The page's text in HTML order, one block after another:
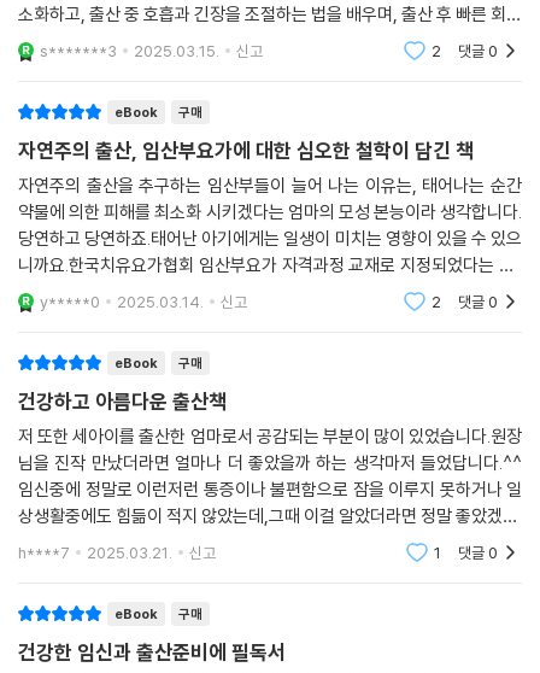
소화하고, 출산 중 호흡과 긴장을 조절하는 법을 배우며, 출산 후 빠른 회복
을 돕는 실천적 방법까지 아우릅니다.
s*******3 2025.03.15. 신고 2 댓글0
eBook 구매
자연주의 출산, 임산부요가에 대한 심오한 철학이 담긴 책
자연주의 출산을 추구하는 임산부들이 늘어 나는 이유는, 태어나는 순간
약물에 의한 피해를 최소화 시키겠다는 엄마의 모성 본능이라 생각합니다.
당연하고 당연하죠.태어난 아기에게는 일생이 미치는 영향이 있을 수 있으
니까요.한국치유요가협회 임산부요가 자격과정 교재로 지정되었다는 것..
정말 축하드려요.
y*****0 2025.03.14. 신고 2 댓글0
eBook 구매
건강하고 아름다운 출산책
저 또한 세아이를 출산한 엄마로서 공감되는 부분이 많이 있었습니다.원장
님을 진작 만났더라면 얼마나 더 좋았을까 하는 생각마저 들었답니다.^^
임신중에 정말로 이런저런 통증이나 불편함으로 잠을 이루지 못하거나 일
상생활중에도 힘듦이 적지 않았는데,그때 이걸 알았더라면 정말 좋았겠다.
라는 생각이 들었습니다. 그렇기에 임산부들에게 일상에서는 물론이고 출
h****7 2025.03.21. 신고 1 댓글0
eBook 구매
건강한 임신과 출산준비에 필독서